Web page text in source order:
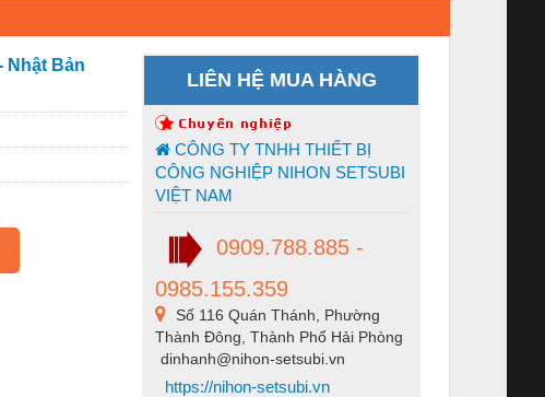
Nhật Bản
LIÊN HỆ MUA HÀNG
CÔNG TY TNHH THIẾT BỊ
CÔNG NGHIỆP NIHON SETSUBI
VIỆT NAM
0909.788.885 -
0985.155.359
Số 116 Quán Thánh, Phường
Thành Đông, Thành Phố Hải Phòng
dinhanh@nihon-setsubi.vn
https://nihon-setsubi.vn